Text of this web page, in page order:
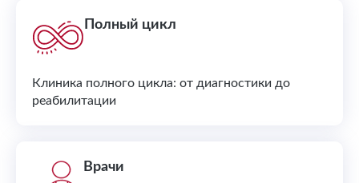
Полный цикл
Клиника полного цикла: от диагностики до
реабилитации
Врачи